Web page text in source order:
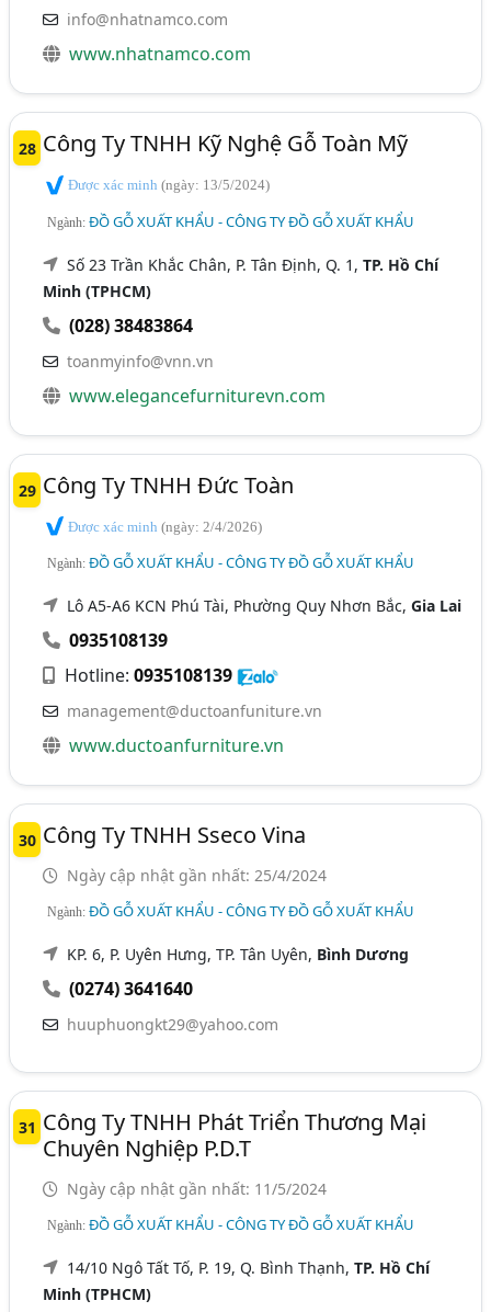
info@nhatnamco.com
www.nhatnamco.com
28 Công Ty TNHH Kỹ Nghệ Gỗ Toàn Mỹ
Được xác minh(ngày: 13/5/2024)
Ngành:ĐỒ GỖ XUẤT KHẨU - CÔNG TY ĐỒ GỖ XUẤT KHẨU
Số 23 Trần Khắc Chân, P. Tân Định, Q. 1,TP. Hồ Chí
Minh (TPHCM)
(028) 38483864
toanmyinfo@vnn.vn
www.elegancefurniturevn.com
29 Công Ty TNHH Đức Toàn
Được xác minh(ngày: 2/4/2026)
Ngành:ĐỒ GỖ XUẤT KHẨU - CÔNG TY ĐỒ GỖ XUẤT KHẨU
Lô A5-A6 KCN Phú Tài, Phường Quy Nhơn Bắc,Gia Lai
0935108139
Hotline:0935108139
management@ductoanfuniture.vn
www.ductoanfurniture.vn
30 Công Ty TNHH Sseco Vina
Ngày cập nhật gần nhất: 25/4/2024
Ngành:ĐỒ GỖ XUẤT KHẨU - CÔNG TY ĐỒ GỖ XUẤT KHẨU
KP. 6, P. Uyên Hưng, TP. Tân Uyên, Bình Dương
(0274) 3641640
huuphuongkt29@yahoo.com
31 Công Ty TNHH Phát Triển Thương Mại
Chuyên Nghiệp P.D.T
Ngày cập nhật gần nhất: 11/5/2024
Ngành:ĐỒ GỖ XUẤT KHẨU - CÔNG TY ĐỒ GỖ XUẤT KHẨU
14/10 Ngô Tất Tố, P. 19, Q. Bình Thạnh,TP. Hồ Chí
Minh (TPHCM)